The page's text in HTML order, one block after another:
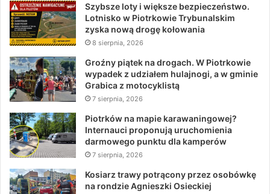
Szybsze loty i większe bezpieczeństwo.
Lotnisko w Piotrkowie Trybunalskim
zyska nową drogę kołowania
8 sierpnia, 2026
Groźny piątek na drogach. W Piotrkowie
wypadek z udziałem hulajnogi, a w gminie
Grabica z motocyklistą
7 sierpnia, 2026
Piotrków na mapie karawaningowej?
Internauci proponują uruchomienia
darmowego punktu dla kamperów
7 sierpnia, 2026
Kosiarz trawy potrącony przez osobówkę
na rondzie Agnieszki Osieckiej